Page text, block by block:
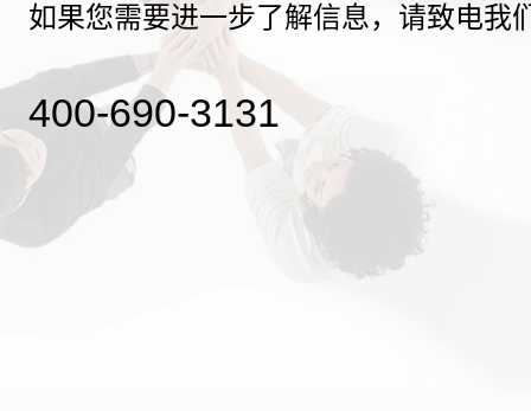
如果您需要进一步了解信息，请致电我
400-690-3131